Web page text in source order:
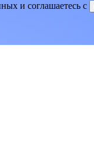
и соглашаетесь c